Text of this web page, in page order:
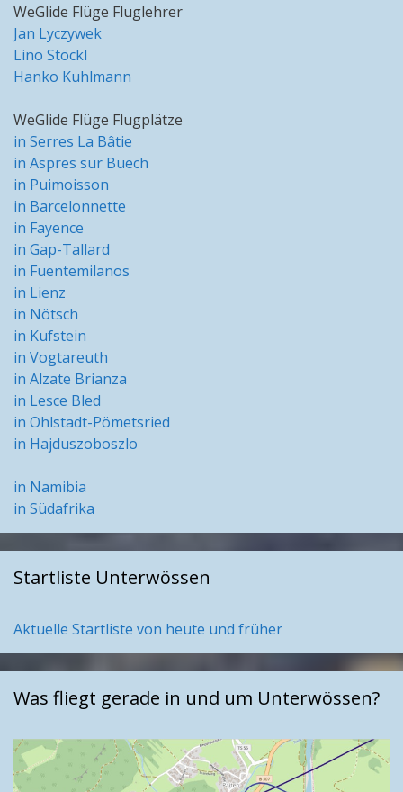
WeGlide Flüge Fluglehrer
Jan Lyczywek
Lino Stöckl
Hanko Kuhlmann
WeGlide Flüge Flugplätze
in Serres La Bâtie
in Aspres sur Buech
in Puimoisson
in Barcelonnette
in Fayence
in Gap-Tallard
in Fuentemilanos
in Lienz
in Nötsch
in Kufstein
in Vogtareuth
in Alzate Brianza
in Lesce Bled
in Ohlstadt-Pömetsried
in Hajduszoboszlo
in Namibia
in Südafrika
Startliste Unterwössen
Aktuelle Startliste von heute und früher
Was fliegt gerade in und um Unterwössen?